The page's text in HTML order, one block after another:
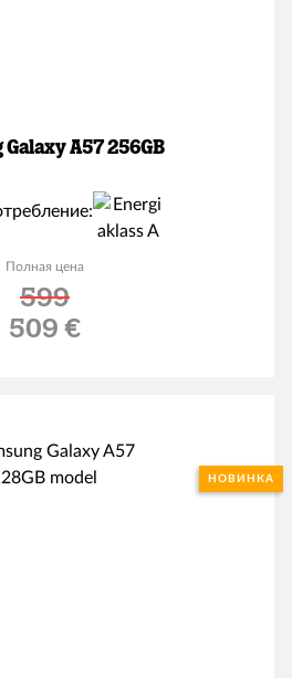
Galaxy A57 256GB
Полная цена
599
Льготная цена
509 €
НОВИНКА